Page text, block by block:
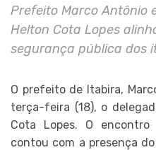
Prefeito Marco Antônio
Helton Cota Lopes
segurança pública dos
O prefeito de Itabira,
terça-feira (18), o
Cota Lopes. O
contou com a presença